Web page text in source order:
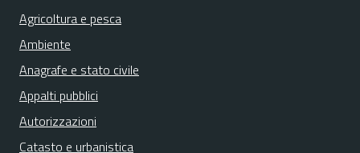
Agricoltura e pesca
Ambiente
Anagrafe e stato civile
Appalti pubblici
Autorizzazioni
Catasto e urbanistica